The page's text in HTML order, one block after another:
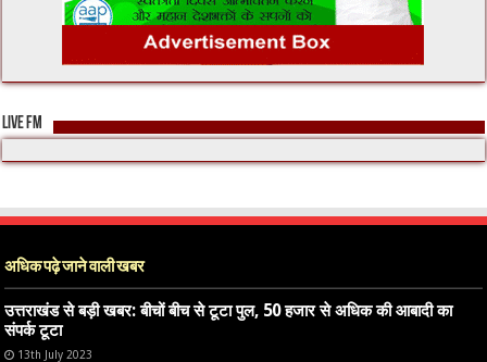
LIVE FM
अधिक पढ़े जाने वाली खबर
उत्तराखंड से बड़ी खबर: बीचों बीच से टूटा पुल, 50 हजार से अधिक की आबादी का
संपर्क टूटा
13th July 2023